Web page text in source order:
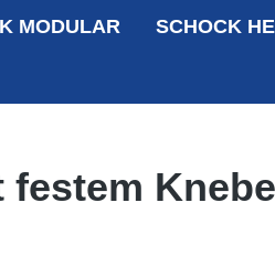
MODULAR SCHOCK